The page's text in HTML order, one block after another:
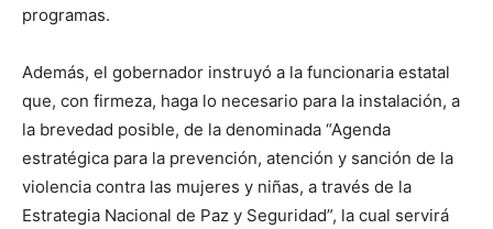
programas.
Además, el gobernador instruyó a la funcionaria estatal
que, con firmeza, haga lo necesario para la instalación, a
la brevedad posible, de la denominada “Agenda
estratégica para la prevención, atención y sanción de la
violencia contra las mujeres y niñas, a través de la
Estrategia Nacional de Paz y Seguridad”, la cual servirá